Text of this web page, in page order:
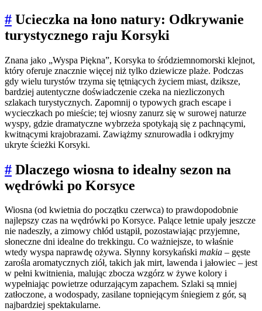
# Ucieczka na łono natury: Odkrywanie
turystycznego raju Korsyki
Znana jako „Wyspa Piękna”, Korsyka to śródziemnomorski klejnot,
który oferuje znacznie więcej niż tylko dziewicze plaże. Podczas
gdy wielu turystów trzyma się tętniących życiem miast, dziksze,
bardziej autentyczne doświadczenie czeka na niezliczonych
szlakach turystycznych. Zapomnij o typowych grach escape i
wycieczkach po mieście; tej wiosny zanurz się w surowej naturze
wyspy, gdzie dramatyczne wybrzeża spotykają się z pachnącymi,
kwitnącymi krajobrazami. Zawiążmy sznurowadła i odkryjmy
ukryte ścieżki Korsyki.
# Dlaczego wiosna to idealny sezon na
wędrówki po Korsyce
Wiosna (od kwietnia do początku czerwca) to prawdopodobnie
najlepszy czas na wędrówki po Korsyce. Palące letnie upały jeszcze
nie nadeszły, a zimowy chłód ustąpił, pozostawiając przyjemne,
słoneczne dni idealne do trekkingu. Co ważniejsze, to właśnie
wtedy wyspa naprawdę ożywa. Słynny korsykański makia – gęste
zarośla aromatycznych ziół, takich jak mirt, lawenda i jałowiec – jest
w pełni kwitnienia, malując zbocza wzgórz w żywe kolory i
wypełniając powietrze odurzającym zapachem. Szlaki są mniej
zatłoczone, a wodospady, zasilane topniejącym śniegiem z gór, są
najbardziej spektakularne.